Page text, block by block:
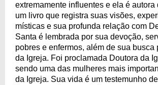
extremamente influentes e ela é autora
um livro que registra suas visões,
místicas e sua profunda relação com
Santa é lembrada por sua devoção,
pobres e enfermos, além de sua busca
da Igreja. Foi proclamada Doutora da
sendo uma das mulheres mais
da Igreja. Sua vida é um testemunho